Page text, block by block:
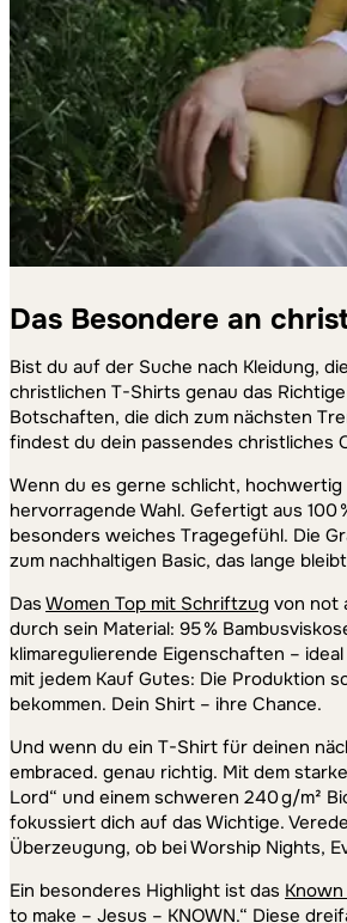
Das Besondere an
Bist du auf der Suche nach Kleidung,
christlichen T-Shirts genau das
Botschaften, die dich zum nächsten
findest du dein passendes christliches
Wenn du es gerne schlicht,
hervorragende Wahl. Gefertigt aus
besonders weiches Tragegefühl. Die
zum nachhaltigen Basic, das lange
Das Women Top mit Schriftzug von not
durch sein Material: 95 %
klimaregulierende Eigenschaften –
mit jedem Kauf Gutes: Die Produktion
bekommen. Dein Shirt – ihre Chance.
Und wenn du ein T-Shirt für deinen
embraced. genau richtig. Mit dem
Lord“ und einem schweren 240 g/m²
fokussiert dich auf das Wichtige.
Überzeugung, ob bei Worship Nights,
Ein besonderes Highlight ist das
to make – Jesus – KNOWN.“ Diese